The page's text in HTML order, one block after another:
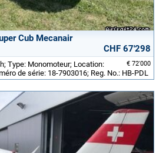
Cub Mecanair
CHF 67'298
€ 72'000
Type: Monomoteur; Location:
de série: 18-7903016; Reg. No.: HB-PDL